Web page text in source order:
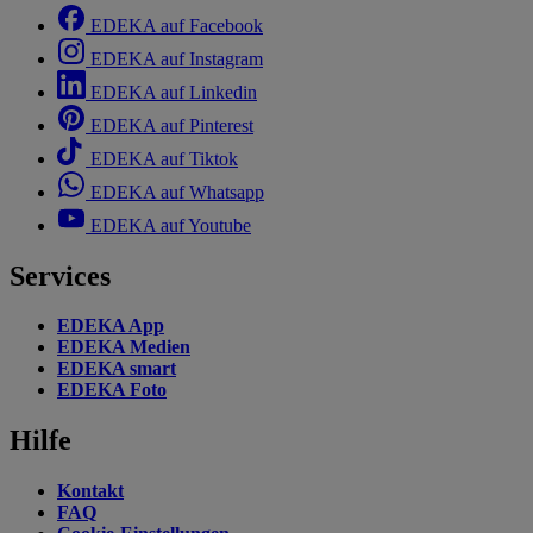
EDEKA auf Facebook
EDEKA auf Instagram
EDEKA auf Linkedin
EDEKA auf Pinterest
EDEKA auf Tiktok
EDEKA auf Whatsapp
EDEKA auf Youtube
Services
EDEKA App
EDEKA Medien
EDEKA smart
EDEKA Foto
Hilfe
Kontakt
FAQ